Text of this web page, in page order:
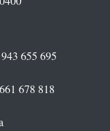
655 695
678 818